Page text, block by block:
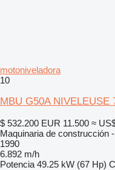
motoniveladora
10
MBU G50A NIVELEUSE
$ 532.200 EUR 11.500 ≈
Maquinaria de construcción
1990
6.892 m/h
Potencia 49.25 kW (67 Hp)